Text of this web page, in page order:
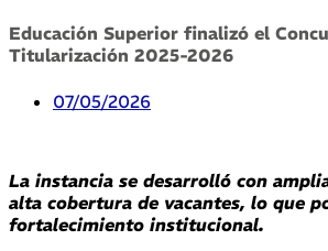
Educación Superior finalizó el
Titularización 2025-2026
07/05/2026
La instancia se desarrolló con
alta cobertura de vacantes, lo que
fortalecimiento institucional.